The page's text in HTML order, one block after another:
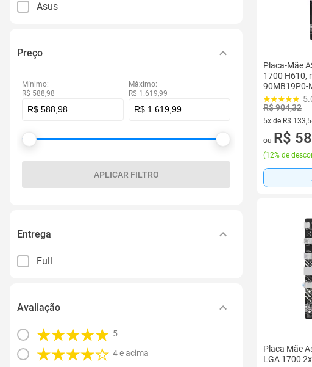
Asus
Preço
Mínimo:
R$ 588,98
Máximo:
R$ 1.619,99
APLICAR FILTRO
Entrega
Full
Avaliação
5
4 e acima
Placa-Mãe
1700 H610,
90MB19P0-
R$ 904,32
5x de R$
5 vez de R$
ou R$
(12% de
Placa Mãe
LGA 1700